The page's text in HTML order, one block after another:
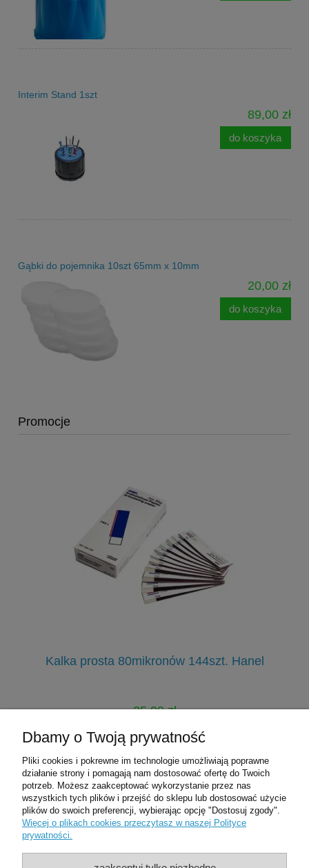
Interim Stand 1szt
89,00 zł
do koszyka
Gąbki do pojemnika 10szt 65mm x 10mm
20,00 zł
do koszyka
Promocje
Kalka prosta 80mikronów 144szt. Hanel
25,90 zł
Cena regularna:31,00 zł
do koszyka
Pomoc
Moje konto
Dbamy o Twoją prywatność
Pliki cookies i pokrewne im technologie umożliwiają poprawne
działanie strony i pomagają nam dostosować ofertę do Twoich
potrzeb. Możesz zaakceptować wykorzystanie przez nas
wszystkich tych plików i przejść do sklepu lub dostosować użycie
plików do swoich preferencji, wybierając opcję "Dostosuj zgody".
Więcej o plikach cookies przeczytasz w naszej Polityce
prywatności.